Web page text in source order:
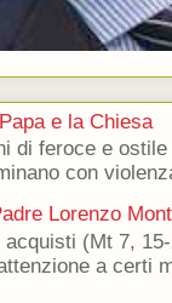
e la Chiesa
di feroce e
con
Lorenzo
acquisti (Mt 7,
a certi